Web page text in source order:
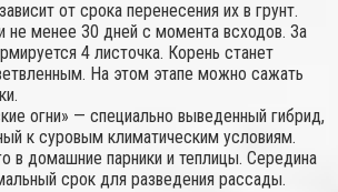
от срока перенесения их в грунт.
не менее 30 дней с момента всходов. За
4 листочка. Корень станет
На этом этапе можно сажать
огни» — специально выведенный гибрид,
к суровым климатическим условиям.
в домашние парники и теплицы. Середина
срок для разведения рассады.